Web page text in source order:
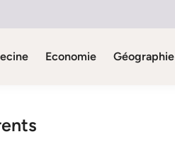
Economie Géographie